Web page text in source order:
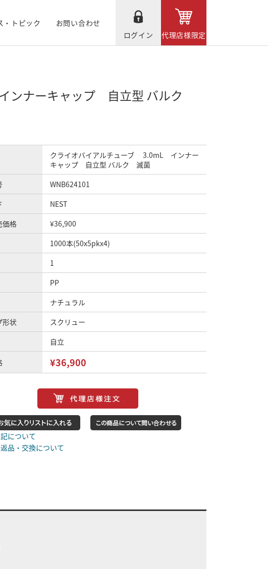
・トピック
お問い合わせ
ログイン
代理店様限定
ンナーキャップ 自立型 バルク
クライオバイアルチューブ 3.0mL インナー
キャップ 自立型 バルク 滅菌
WNB624101
NEST
価格
¥36,900
1000本(50x5pkx4)
1
PP
ナチュラル
形状
スクリュー
自立
¥36,900
について
品・交換について